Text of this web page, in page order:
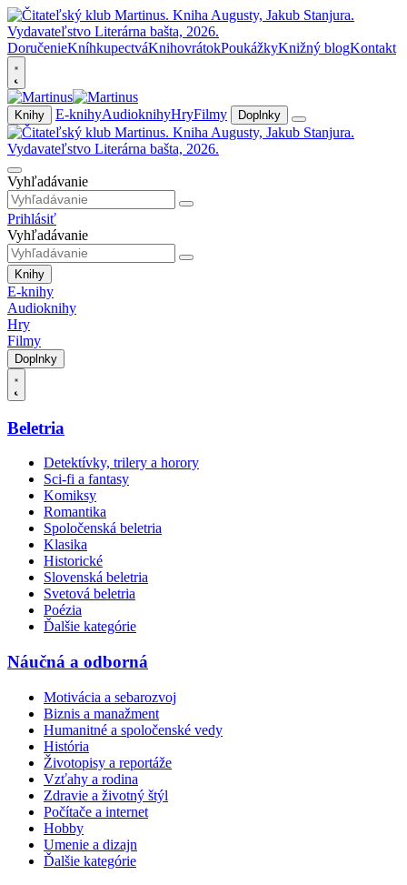
DoručenieKníhkupectváKnihovrátokPoukážkyKnižný blogKontakt
Knihy E-knihyAudioknihyHryFilmy Doplnky
Vyhľadávanie
Prihlásiť
Vyhľadávanie
Knihy
E-knihy
Audioknihy
Hry
Filmy
Doplnky
Beletria
Detektívky, trilery a horory
Sci-fi a fantasy
Komiksy
Romantika
Spoločenská beletria
Klasika
Historické
Slovenská beletria
Svetová beletria
Poézia
Ďalšie kategórie
Náučná a odborná
Motivácia a sebarozvoj
Biznis a manažment
Humanitné a spoločenské vedy
História
Životopisy a reportáže
Vzťahy a rodina
Zdravie a životný štýl
Počítače a internet
Hobby
Umenie a dizajn
Ďalšie kategórie